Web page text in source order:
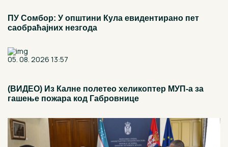
ПУ Сомбор: У општини Кула евидентирано пет
саобраћајних незгода
05. 08. 2026 13:57
(ВИДЕО) Из Калне полетео хеликоптер МУП-а за
гашење пожара код Габровнице